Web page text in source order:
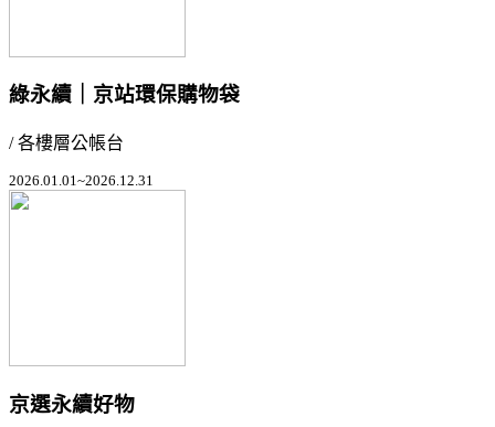
綠永續｜京站環保購物袋
/ 各樓層公帳台
2026.01.01~2026.12.31
京選永續好物